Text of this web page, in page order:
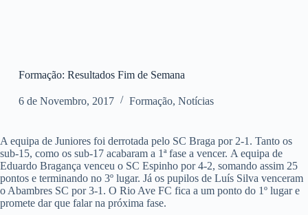
Formação: Resultados Fim de Semana
6 de Novembro, 2017 Formação, Notícias
A equipa de Juniores foi derrotada pelo SC Braga por 2-1. Tanto os
sub-15, como os sub-17 acabaram a 1ª fase a vencer. A equipa de
Eduardo Bragança venceu o SC Espinho por 4-2, somando assim 25
pontos e terminando no 3º lugar. Já os pupilos de Luís Silva venceram
o Abambres SC por 3-1. O Rio Ave FC fica a um ponto do 1º lugar e
promete dar que falar na próxima fase.